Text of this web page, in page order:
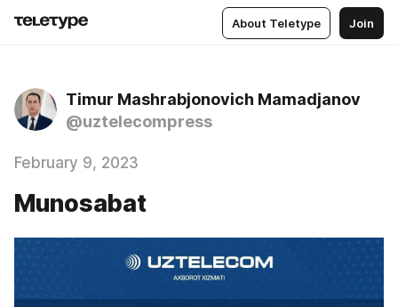
About Teletype Join
Timur Mashrabjonovich Mamadjanov
@uztelecompress
February 9, 2023
Munosabat